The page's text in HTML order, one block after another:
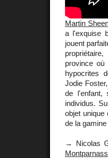
Martin
a l'exquise
jouent
province
hypocrites
Jodie
de l'enfant,
individus.
objet
de la
→ Nicolas